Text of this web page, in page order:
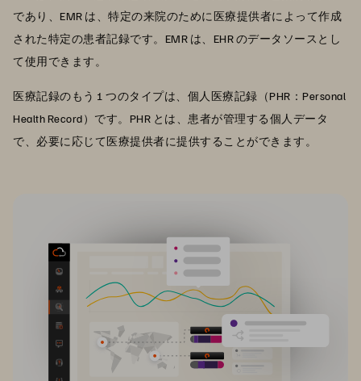
であり、EMR は、特定の来院のために医療提供者によって作成
された特定の患者記録です。EMR は、EHR のデータソースとし
て使用できます。
医療記録のもう 1 つのタイプは、個人医療記録（PHR：Personal
Health Record）です。PHR とは、患者が管理する個人データ
で、必要に応じて医療提供者に提供することができます。